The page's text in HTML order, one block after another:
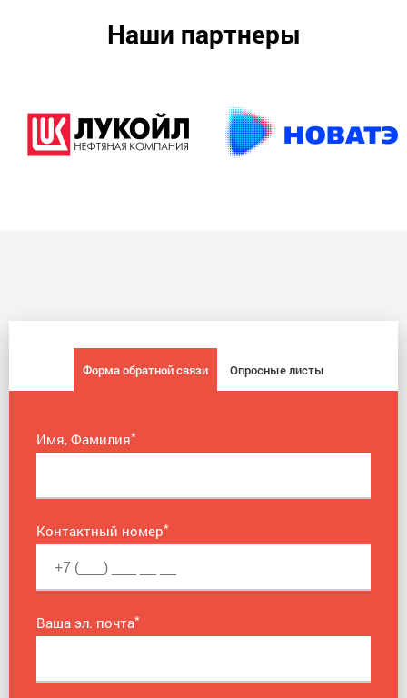
Наши партнеры
Форма обратной связи Опросные листы
Имя, Фамилия*
Контактный номер*
Ваша эл. почта*